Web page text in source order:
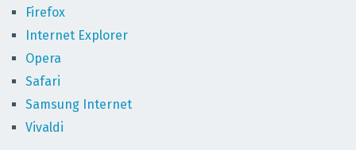
Firefox
Internet Explorer
Opera
Safari
Samsung Internet
Vivaldi